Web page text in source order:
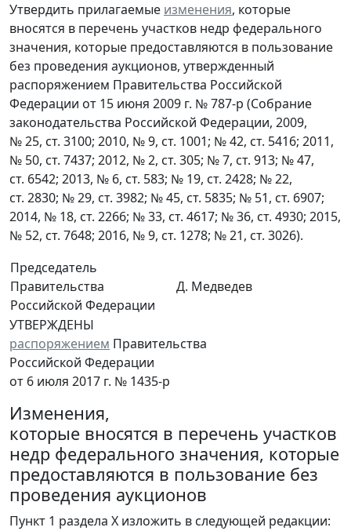
Утвердить прилагаемые изменения, которые
вносятся в перечень участков недр федерального
значения, которые предоставляются в пользование
без проведения аукционов, утвержденный
распоряжением Правительства Российской
Федерации от 15 июня 2009 г. № 787-р (Собрание
законодательства Российской Федерации, 2009,
№ 25, ст. 3100; 2010, № 9, ст. 1001; № 42, ст. 5416; 2011,
№ 50, ст. 7437; 2012, № 2, ст. 305; № 7, ст. 913; № 47,
ст. 6542; 2013, № 6, ст. 583; № 19, ст. 2428; № 22,
ст. 2830; № 29, ст. 3982; № 45, ст. 5835; № 51, ст. 6907;
2014, № 18, ст. 2266; № 33, ст. 4617; № 36, ст. 4930; 2015,
№ 52, ст. 7648; 2016, № 9, ст. 1278; № 21, ст. 3026).
Председатель
Правительства
Российской Федерации
Д. Медведев
УТВЕРЖДЕНЫ
распоряжением Правительства
Российской Федерации
от 6 июля 2017 г. № 1435-р
Изменения,
которые вносятся в перечень участков
недр федерального значения, которые
предоставляются в пользование без
проведения аукционов
Пункт 1 раздела Х изложить в следующей редакции: